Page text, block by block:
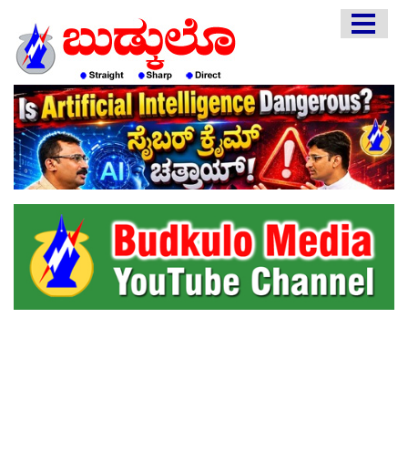
EDITORIAL
ENGLISH
KANNADA
INTERVIEWS
LITERATURE
ENTERTAINMENT
HEALTH